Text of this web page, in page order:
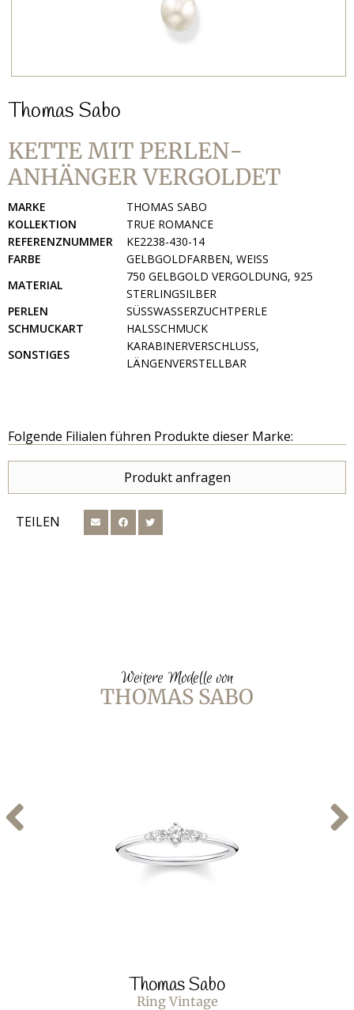
Thomas Sabo
KETTE MIT PERLEN-
ANHÄNGER VERGOLDET
MARKE
THOMAS SABO
KOLLEKTION
TRUE ROMANCE
REFERENZNUMMER
KE2238-430-14
FARBE
GELBGOLDFARBEN, WEISS
MATERIAL
750 GELBGOLD VERGOLDUNG, 925
STERLINGSILBER
PERLEN
SÜSSWASSERZUCHTPERLE
SCHMUCKART
HALSSCHMUCK
SONSTIGES
KARABINERVERSCHLUSS,
LÄNGENVERSTELLBAR
Folgende Filialen führen Produkte dieser Marke:
Produkt anfragen
TEILEN
Weitere Modelle von
THOMAS SABO
Thomas Sabo
Ring Vintage